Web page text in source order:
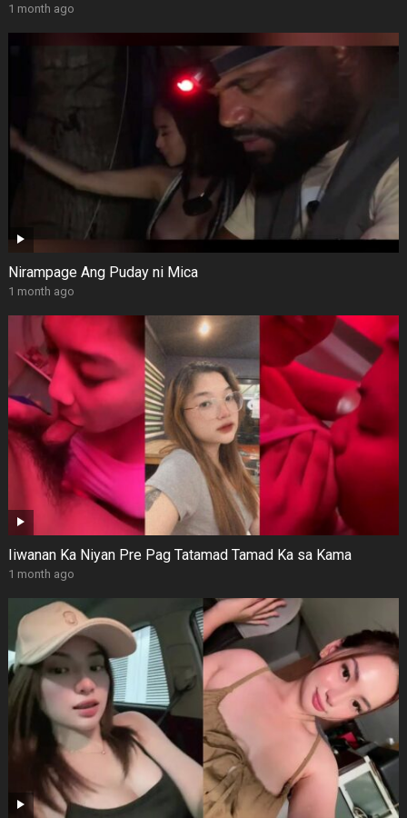
1 month ago
Nirampage Ang Puday ni Mica
1 month ago
Iiwanan Ka Niyan Pre Pag Tatamad Tamad Ka sa Kama
1 month ago